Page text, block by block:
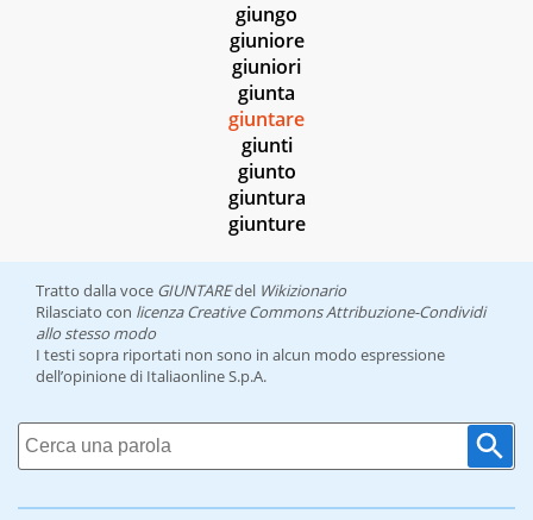
giungo
giuniore
giuniori
giunta
giuntare
giunti
giunto
giuntura
giunture
Tratto dalla voce GIUNTAREdel Wikizionario
Rilasciato con licenza Creative Commons Attribuzione-Condividi
allo stesso modo
I testi sopra riportati non sono in alcun modo espressione
dell’opinione di Italiaonline S.p.A.